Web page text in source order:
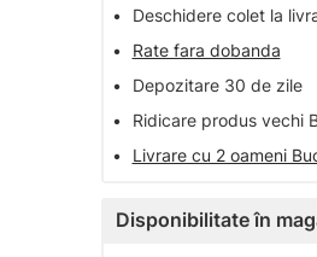
•
Deschidere colet la
•
Rate fara dobanda
•
Depozitare 30 de zile
•
Ridicare produs vechi
•
Livrare cu 2 oameni
Disponibilitate în